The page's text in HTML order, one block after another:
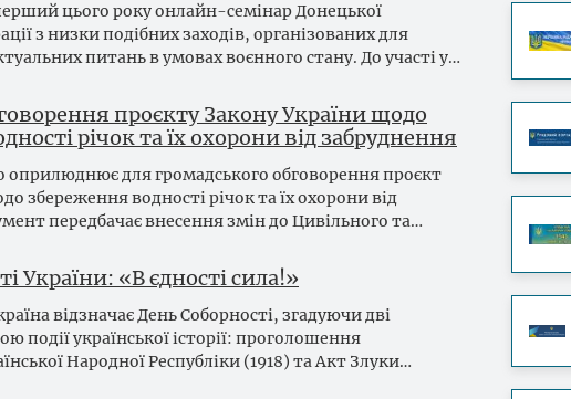
цього року онлайн-семінар Донецької
з низки подібних заходів, організованих для
питань в умовах воєнного стану. До участі у…
проєкту Закону України щодо
річок та їх охорони від забруднення
оприлюднює для громадського обговорення проєкт
збереження водності річок та їх охорони від
передбачає внесення змін до Цивільного та…
України: «В єдності сила!»
відзначає День Соборності, згадуючи дві
події української історії: проголошення
Народної Республіки (1918) та Акт Злуки…